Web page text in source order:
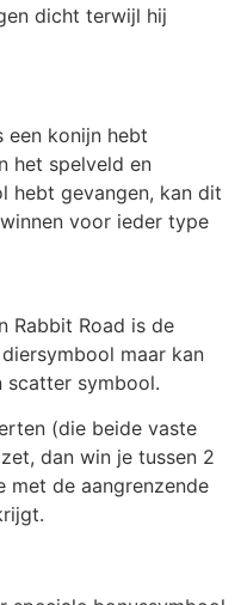
dicht terwijl hij
een konijn hebt
het spelveld en
hebt gevangen, kan dit
voor ieder type
Rabbit Road is de
maar kan
scatter symbool.
(die beide vaste
dan win je tussen 2
de aangrenzende